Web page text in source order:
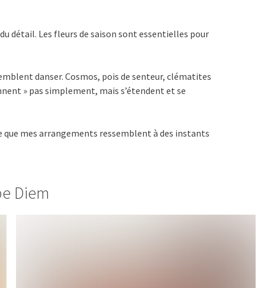
détail. Les fleurs de saison sont essentielles pour
danser. Cosmos, pois de senteur, clématites
» pas simplement, mais s’étendent et se
mes arrangements ressemblent à des instants
Diem